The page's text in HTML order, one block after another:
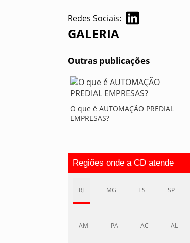
Redes Sociais:
GALERIA
Outras publicações
O que é AUTOMAÇÃO PREDIAL
EMPRESAS?
Regiões onde a CD atende
RJ MG ES SP
AM PA AC AL